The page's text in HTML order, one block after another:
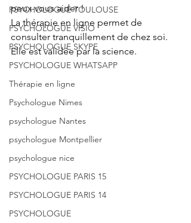
PSYCHOLOGUE TOULOUSE
PSYCHOLOGUE VISIO
PSYCHOLOGUE SKYPE
PSYCHOLOGUE WHATSAPP
Thérapie en ligne
Psychologue Nimes
psychologue Nantes
psychologue Montpellier
psychologue nice
PSYCHOLOGUE PARIS 15
PSYCHOLOGUE PARIS 14
PSYCHOLOGUE
peux vous aider !
La thérapie en ligne permet de
consulter tranquillement de chez soi.
Elle est validée par la science.